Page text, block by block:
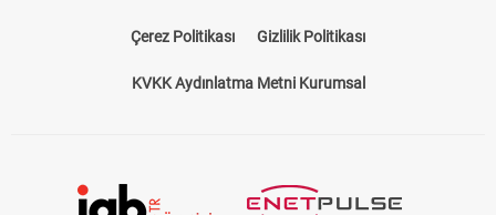
Çerez Politikası Gizlilik Politikası
KVKK Aydınlatma Metni Kurumsal